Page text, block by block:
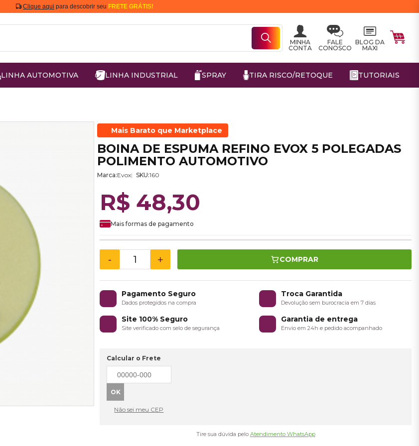
Clique aqui para descobrir seu FRETE GRÁTIS!
MINHA
CONTA
FALE
CONOSCO
BLOG DA
MAXI
LINHA AUTOMOTIVA LINHA INDUSTRIAL SPRAY TIRA RISCO/RETOQUE TUTORIAIS
Mais Barato que Marketplace
BOINA DE ESPUMA REFINO EVOX 5 POLEGADAS
POLIMENTO AUTOMOTIVO
Marca:Evox SKU:160
R$ 48,30
Mais formas de pagamento
- + COMPRAR
Pagamento Seguro
Dados protegidos na compra
Troca Garantida
Devolução sem burocracia em 7 dias
Site 100% Seguro
Site verificado com selo de segurança
Garantia de entrega
Envio em 24h e pedido acompanhado
Calcular o Frete
Não sei meu CEP
Tire sua dúvida pelo Atendimento WhatsApp